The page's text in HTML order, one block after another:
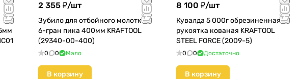
2 355 ₽/шт
Зубило для отбойного молотка
6-гран пика 400мм KRAFTOOL
(29340-00-400)
0 0 Мало
В корзину
8 100 ₽/шт
Кувалда 5 000г обрезиненная
рукоятка кованая KRAFTOOL
STEEL FORCE (2009-5)
0 0 Достаточно
В корзину